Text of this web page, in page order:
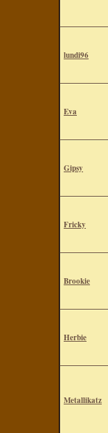
lundi96
Eva
Gipsy
Fricky
Brookie
Herbie
Metallikatz